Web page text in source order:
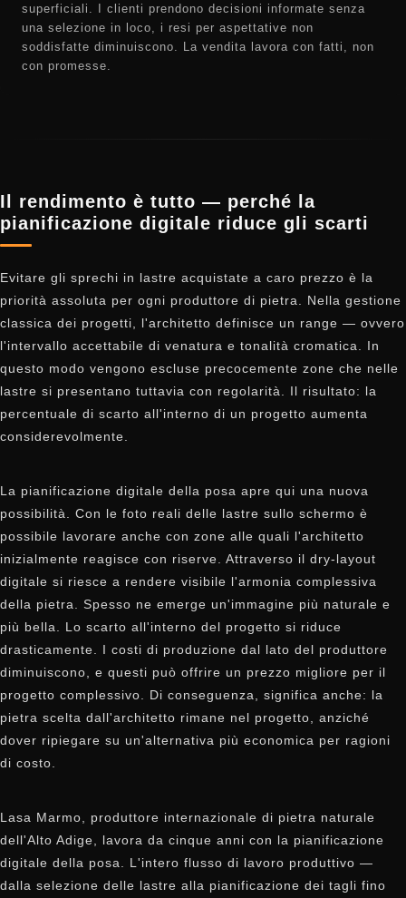
superficiali. I clienti prendono decisioni informate senza
una selezione in loco, i resi per aspettative non
soddisfatte diminuiscono. La vendita lavora con fatti, non
con promesse.
Il rendimento è tutto — perché la
pianificazione digitale riduce gli scarti
Evitare gli sprechi in lastre acquistate a caro prezzo è la
priorità assoluta per ogni produttore di pietra. Nella gestione
classica dei progetti, l'architetto definisce un range — ovvero
l'intervallo accettabile di venatura e tonalità cromatica. In
questo modo vengono escluse precocemente zone che nelle
lastre si presentano tuttavia con regolarità. Il risultato: la
percentuale di scarto all'interno di un progetto aumenta
considerevolmente.
La pianificazione digitale della posa apre qui una nuova
possibilità. Con le foto reali delle lastre sullo schermo è
possibile lavorare anche con zone alle quali l'architetto
inizialmente reagisce con riserve. Attraverso il dry-layout
digitale si riesce a rendere visibile l'armonia complessiva
della pietra. Spesso ne emerge un'immagine più naturale e
più bella. Lo scarto all'interno del progetto si riduce
drasticamente. I costi di produzione dal lato del produttore
diminuiscono, e questi può offrire un prezzo migliore per il
progetto complessivo. Di conseguenza, significa anche: la
pietra scelta dall'architetto rimane nel progetto, anziché
dover ripiegare su un'alternativa più economica per ragioni
di costo.
Lasa Marmo, produttore internazionale di pietra naturale
dell'Alto Adige, lavora da cinque anni con la pianificazione
digitale della posa. L'intero flusso di lavoro produttivo —
dalla selezione delle lastre alla pianificazione dei tagli fino